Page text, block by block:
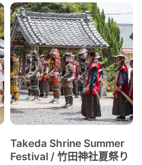
Takeda Shrine Summer
Festival / 竹田神社夏祭り